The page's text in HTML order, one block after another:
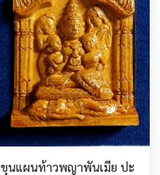
ขุนแผนท้าวพญาพันเมีย ปะ